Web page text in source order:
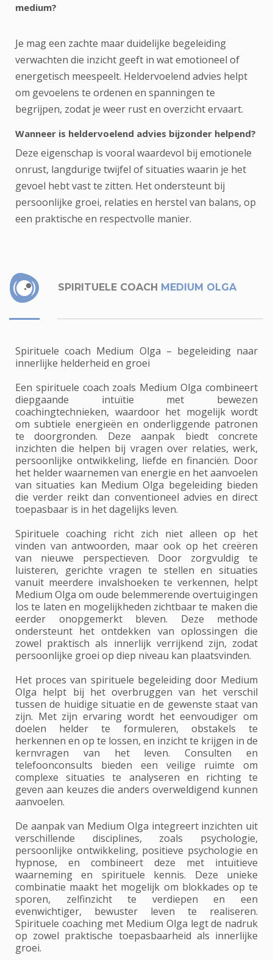
medium?
Je mag een zachte maar duidelijke begeleiding
verwachten die inzicht geeft in wat emotioneel of
energetisch meespeelt. Heldervoelend advies helpt
om gevoelens te ordenen en spanningen te
begrijpen, zodat je weer rust en overzicht ervaart.
Wanneer is heldervoelend advies bijzonder helpend?
Deze eigenschap is vooral waardevol bij emotionele
onrust, langdurige twijfel of situaties waarin je het
gevoel hebt vast te zitten. Het ondersteunt bij
persoonlijke groei, relaties en herstel van balans, op
een praktische en respectvolle manier.
SPIRITUELE COACH MEDIUM OLGA
Spirituele coach Medium Olga – begeleiding naar
innerlijke helderheid en groei
Een spirituele coach zoals Medium Olga combineert
diepgaande intuïtie met bewezen
coachingtechnieken, waardoor het mogelijk wordt
om subtiele energieën en onderliggende patronen
te doorgronden. Deze aanpak biedt concrete
inzichten die helpen bij vragen over relaties, werk,
persoonlijke ontwikkeling, liefde en financiën. Door
het helder waarnemen van energie en het aanvoelen
van situaties kan Medium Olga begeleiding bieden
die verder reikt dan conventioneel advies en direct
toepasbaar is in het dagelijks leven.
Spirituele coaching richt zich niet alleen op het
vinden van antwoorden, maar ook op het creëren
van nieuwe perspectieven. Door zorgvuldig te
luisteren, gerichte vragen te stellen en situaties
vanuit meerdere invalshoeken te verkennen, helpt
Medium Olga om oude belemmerende overtuigingen
los te laten en mogelijkheden zichtbaar te maken die
eerder onopgemerkt bleven. Deze methode
ondersteunt het ontdekken van oplossingen die
zowel praktisch als innerlijk verrijkend zijn, zodat
persoonlijke groei op diep niveau kan plaatsvinden.
Het proces van spirituele begeleiding door Medium
Olga helpt bij het overbruggen van het verschil
tussen de huidige situatie en de gewenste staat van
zijn. Met zijn ervaring wordt het eenvoudiger om
doelen helder te formuleren, obstakels te
herkennen en op te lossen, en inzicht te krijgen in de
kernvragen van het leven. Consulten en
telefoonconsults bieden een veilige ruimte om
complexe situaties te analyseren en richting te
geven aan keuzes die anders overweldigend kunnen
aanvoelen.
De aanpak van Medium Olga integreert inzichten uit
verschillende disciplines, zoals psychologie,
persoonlijke ontwikkeling, positieve psychologie en
hypnose, en combineert deze met intuïtieve
waarneming en spirituele kennis. Deze unieke
combinatie maakt het mogelijk om blokkades op te
sporen, zelfinzicht te verdiepen en een
evenwichtiger, bewuster leven te realiseren.
Spirituele coaching met Medium Olga legt de nadruk
op zowel praktische toepasbaarheid als innerlijke
groei.